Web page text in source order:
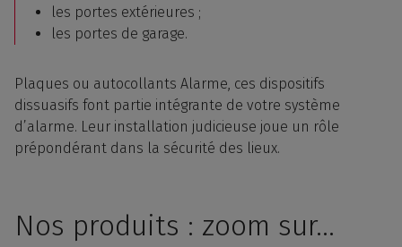
les portes extérieures ;
les portes de garage.
Plaques ou autocollants Alarme, ces dispositifs
dissuasifs font partie intégrante de votre système
d’alarme. Leur installation judicieuse joue un rôle
prépondérant dans la sécurité des lieux.
Nos produits : zoom sur...